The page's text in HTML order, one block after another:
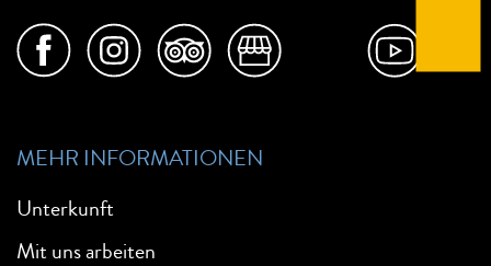
MEHR INFORMATIONEN
Unterkunft
Mit uns arbeiten